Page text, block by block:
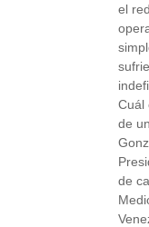
el
Cuál
de
de